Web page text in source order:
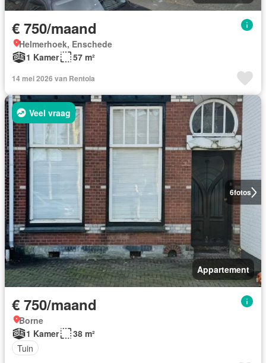
€ 750/maand
Helmerhoek, Enschede
1 Kamer
57 m²
14 mei 2026 van Rentola
6fotos
Veel vraag
Appartement
€ 750/maand
Borne
1 Kamer
38 m²
Tuin